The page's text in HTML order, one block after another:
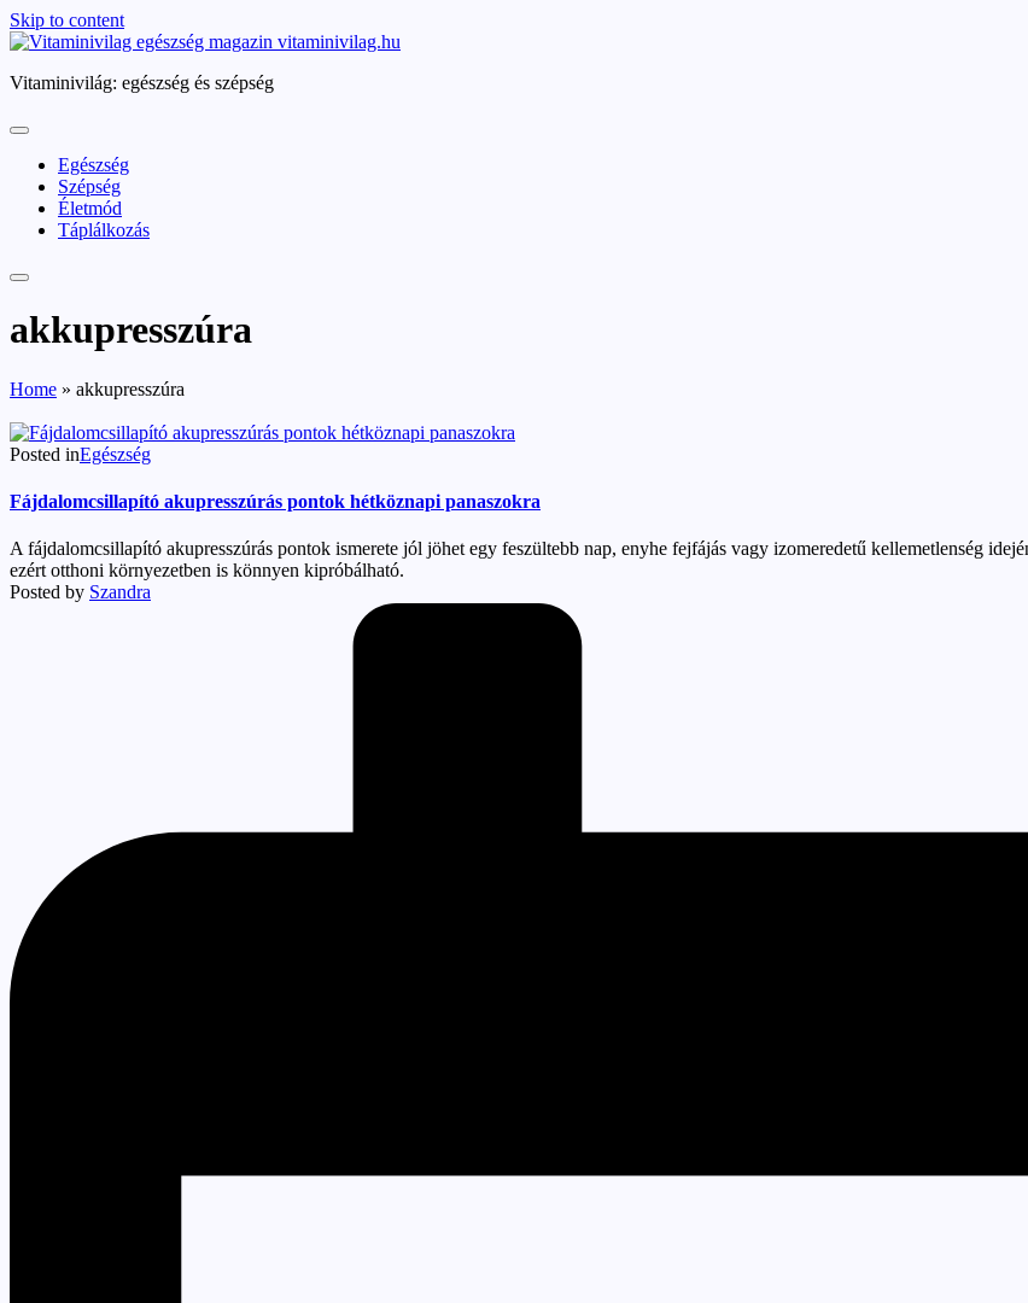
Skip to content
vitaminivilag.hu
Vitaminivilág: egészség és szépség
Egészség
Szépség
Életmód
Táplálkozás
akkupresszúra
Home » akkupresszúra
Posted inEgészség
Fájdalomcsillapító akupresszúrás pontok hétköznapi panaszokra
A fájdalomcsillapító akupresszúrás pontok ismerete jól jöhet egy feszültebb nap, enyhe fejfájás vagy izomeredetű kellemetlenség
ezért otthoni környezetben is könnyen kipróbálható.
Posted by Szandra